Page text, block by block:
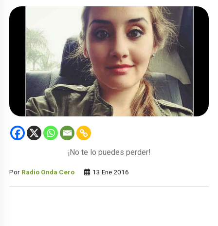
¡No te lo puedes perder!
Por Radio Onda Cero 13 Ene 2016